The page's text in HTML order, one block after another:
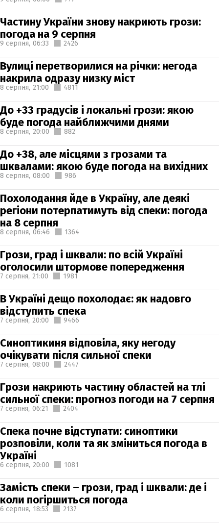
Частину України знову накриють грози:
погода на 9 серпня
9 серпня, 06:33 2426
Вулиці перетворилися на річки: негода
накрила одразу низку міст
8 серпня, 21:00 4811
До +33 градусів і локальні грози: якою
буде погода найближчими днями
8 серпня, 20:00 882
До +38, але місцями з грозами та
шквалами: якою буде погода на вихідних
8 серпня, 08:00 986
Похолодання йде в Україну, але деякі
регіони потерпатимуть від спеки: погода
на 8 серпня
8 серпня, 06:46 1364
Грози, град і шквали: по всій Україні
оголосили штормове попередження
7 серпня, 21:00 1981
В Україні дещо похолодає: як надовго
відступить спека
7 серпня, 20:00 9466
Синоптикиня відповіла, яку негоду
очікувати після сильної спеки
7 серпня, 08:00 2447
Грози накриють частину областей на тлі
сильної спеки: прогноз погоди на 7 серпня
7 серпня, 06:21 2404
Спека почне відступати: синоптики
розповіли, коли та як зміниться погода в
Україні
6 серпня, 20:00 1081
Замість спеки – грози, град і шквали: де і
коли погіршиться погода
6 серпня, 18:53 2137